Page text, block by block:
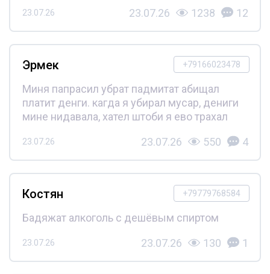
23.07.26 23.07.26 1238 12
+79166023478
Эрмек
Миня папрасил убрат падмитат абищал
платит денги. кагда я убирал мусар, дениги
мине нидавала, хател штоби я ево трахал
23.07.26 23.07.26 550 4
+79779768584
Костян
Бадяжат алкоголь с дешёвым спиртом
23.07.26 23.07.26 130 1